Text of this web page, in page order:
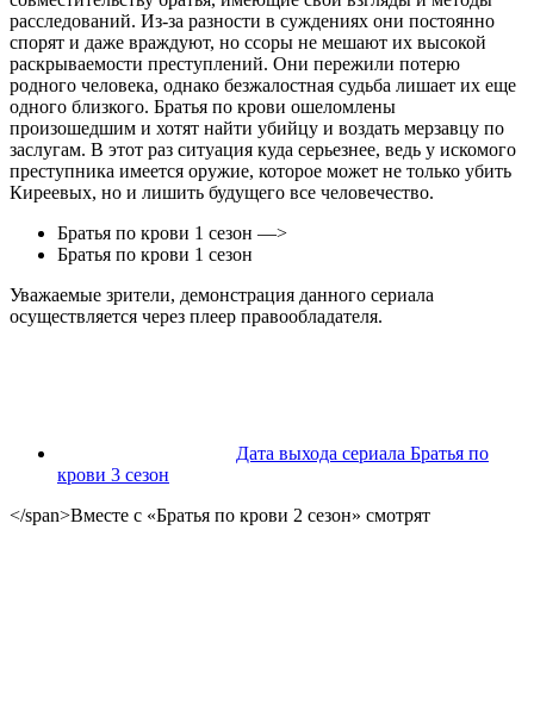
расследований. Из-за разности в суждениях они постоянно
спорят и даже враждуют, но ссоры не мешают их высокой
раскрываемости преступлений. Они пережили потерю
родного человека, однако безжалостная судьба лишает их еще
одного близкого. Братья по крови ошеломлены
произошедшим и хотят найти убийцу и воздать мерзавцу по
заслугам. В этот раз ситуация куда серьезнее, ведь у искомого
преступника имеется оружие, которое может не только убить
Киреевых, но и лишить будущего все человечество.
Братья по крови 1 сезон —>
Братья по крови 1 сезон
Уважаемые зрители, демонстрация данного сериала
осуществляется через плеер правообладателя.
Дата выхода сериала Братья по
крови 3 сезон
</span>Вместе с «Братья по крови 2 сезон» смотрят